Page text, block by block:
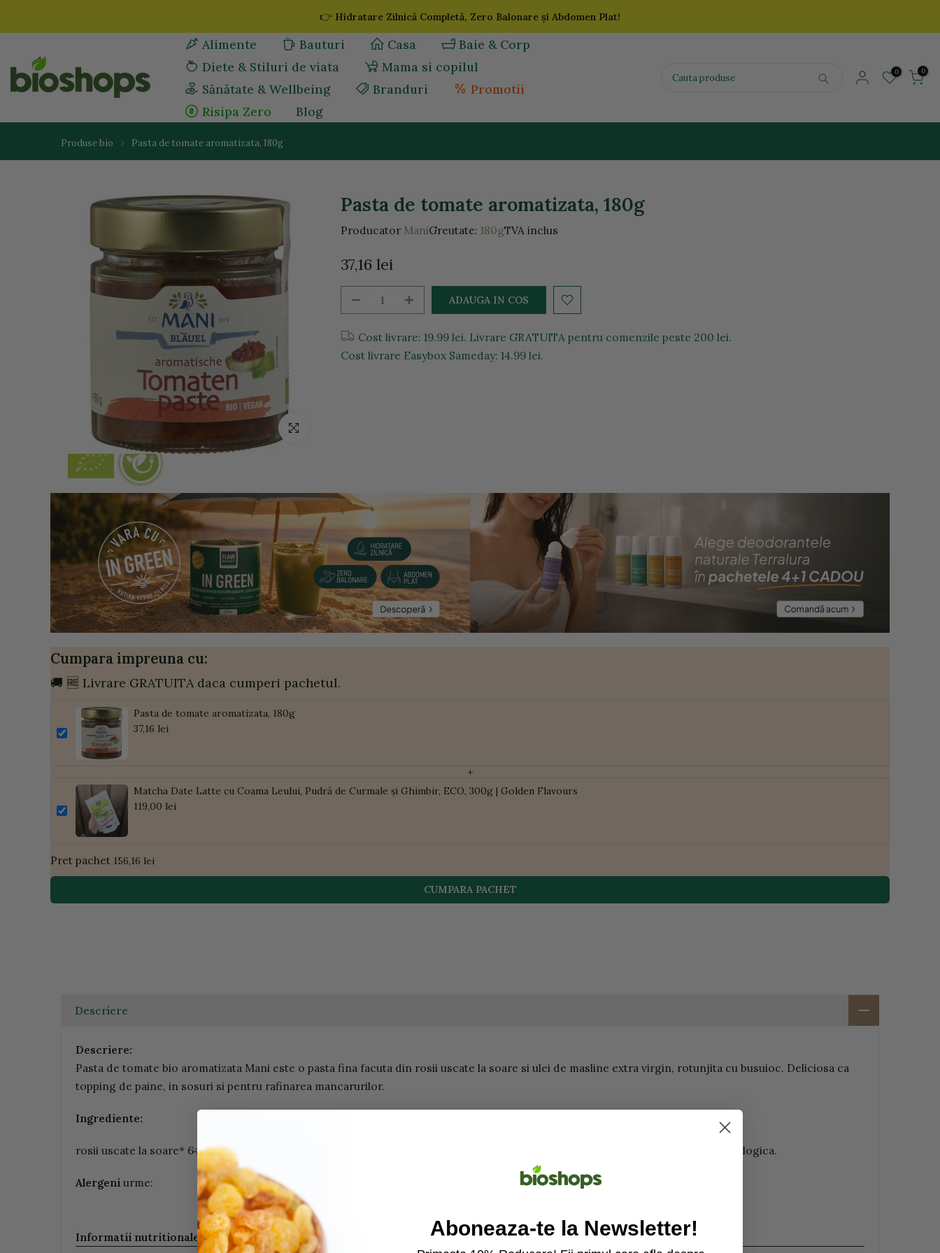
la
👉 Hidratare Zilnică Completă, Zero Balonare și Abdomen Plat!
Alimente Bauturi Casa
Baie & Corp
Diete & Stiluri de viata
Mama si copilul
Sănătate & Wellbeing
Branduri
Promotii
Risipa Zero
Blog
0 0
Produse bio Pasta de tomate aromatizata, 180g
Click pentru a mari
Pasta de tomate aromatizata, 180g
Producator ManiGreutate: 180gTVA inclus
37,16 lei
ADAUGA IN COS
Cost livrare: 19.99 lei. Livrare GRATUITA pentru comenzile peste 200 lei.
Cost livrare Easybox Sameday: 14.99 lei.
Cumpara impreuna cu:
🚚 🆓 Livrare GRATUITA daca cumperi pachetul.
Pasta de tomate aromatizata, 180g
37,16 lei
+
Matcha Date Latte cu Coama Leului, Pudră de Curmale și Ghimbir, ECO, 300g | Golden Flavours
119,00 lei
Pret pachet 156,16 lei
CUMPARA PACHET
Descriere
Descriere:
Pasta de tomate bio aromatizata Mani este o pasta fina facuta din rosii uscate la soare si ulei de masline extra virgin, rotunjita cu busuioc. Deliciosa ca
topping de paine, in sosuri si pentru rafinarea mancarurilor.
Ingrediente:
rosii uscate la soare* 64,2%, ulei de masline extravirgin* 35%, sare de mare, otet balsamic*, busuioc*. *provin din agricultura ecologica.
Alergeni urme:
Informatii nutritionale (100g/ ml):
Aboneaza-te la Newsletter!